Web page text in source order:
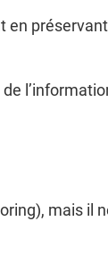
en
mais il